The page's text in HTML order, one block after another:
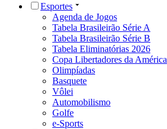
Esportes
Agenda de Jogos
Tabela Brasileirão Série A
Tabela Brasileirão Série B
Tabela Eliminatórias 2026
Copa Libertadores da América
Olimpíadas
Basquete
Vôlei
Automobilismo
Golfe
e-Sports